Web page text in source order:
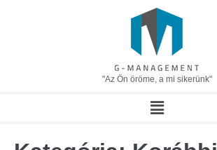
"Az Ön öröme, a mi sikerünk"